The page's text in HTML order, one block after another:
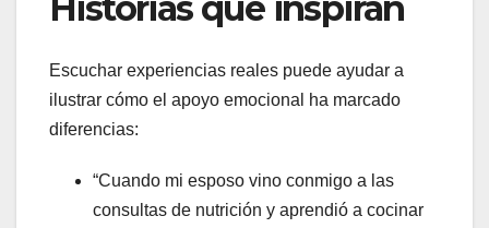
Historias que inspiran
Escuchar experiencias reales puede ayudar a
ilustrar cómo el apoyo emocional ha marcado
diferencias:
“Cuando mi esposo vino conmigo a las
consultas de nutrición y aprendió a cocinar